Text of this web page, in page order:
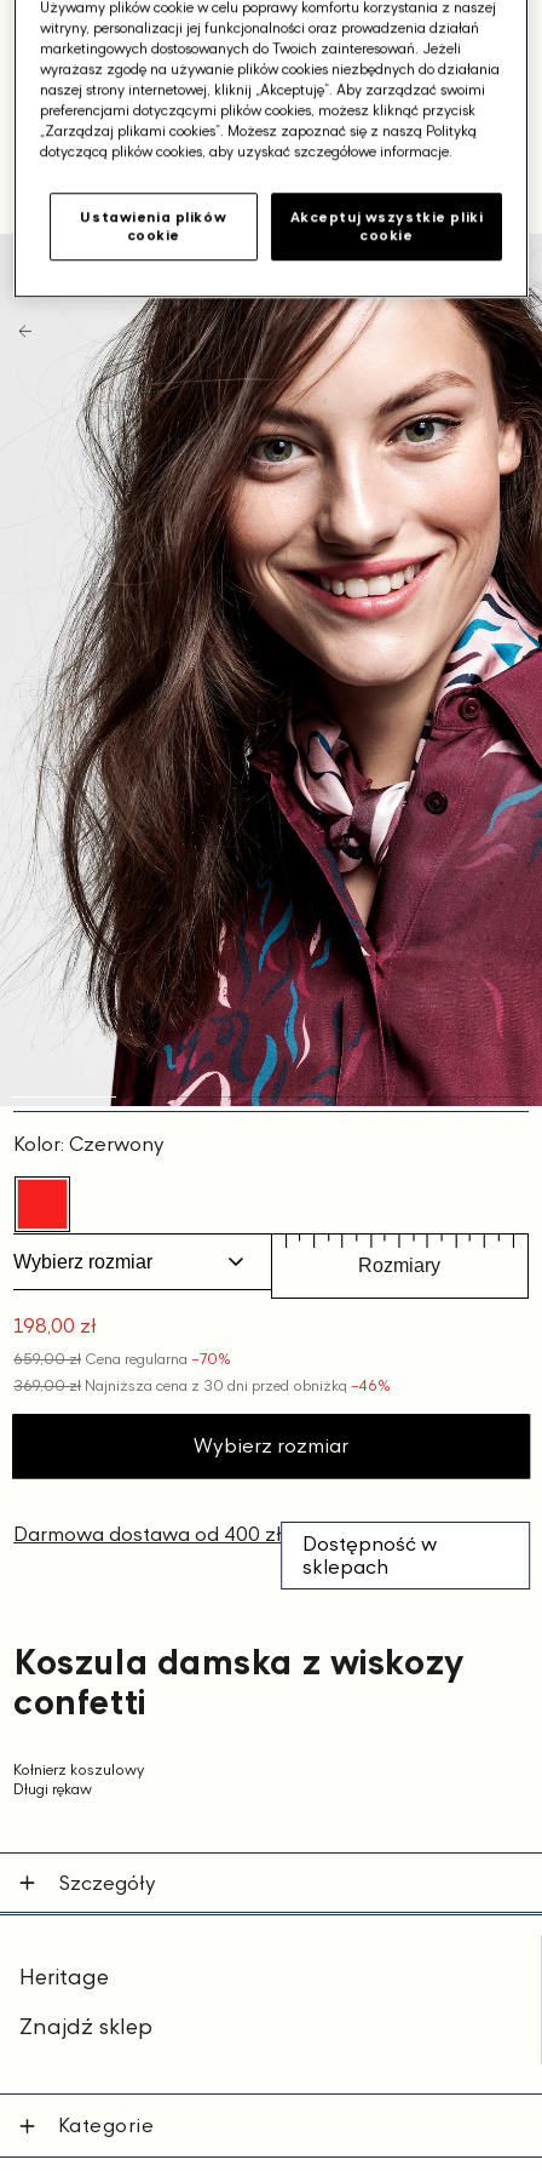
Otwórz
media
1
w
galerii
Slajd
Slajd
Slajd
Slajd
Koszula damska z wiskozy
confetti
Kołnierz koszulowy
Długi rękaw
Kolor:Czerwony
Wybierz rozmiar Rozmiary
Cena
promocyjna
198,00 zł
659,00 zł Cena regularna −70%
369,00 złNajniższa cena z 30 dni przed obniżką−46%
Wybierz rozmiar
Darmowa dostawa od 400 zł
Dostępność w
sklepach
Szczegóły
Heritage
Znajdź sklep
Kategorie
Używamy plików cookie w celu poprawy komfortu korzystania z naszej
witryny, personalizacji jej funkcjonalności oraz prowadzenia działań
marketingowych dostosowanych do Twoich zainteresowań. Jeżeli
wyrażasz zgodę na używanie plików cookies niezbędnych do działania
naszej strony internetowej, kliknij „Akceptuję”. Aby zarządzać swoimi
preferencjami dotyczącymi plików cookies, możesz kliknąć przycisk
„Zarządzaj plikami cookies”. Możesz zapoznać się z naszą Polityką
dotyczącą plików cookies, aby uzyskać szczegółowe informacje.
Ustawienia plików
cookie
Akceptuj wszystkie pliki
cookie